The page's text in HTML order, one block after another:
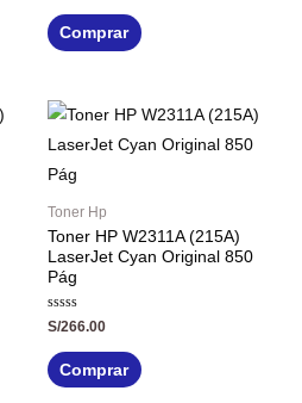
de
5
Comprar
Toner Hp
Toner HP W2311A (215A)
LaserJet Cyan Original 850
Pág
Valorado
con
de
5
S/266.00
Comprar